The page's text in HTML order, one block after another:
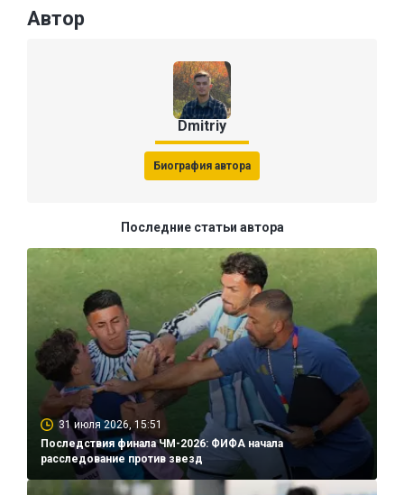
Автор
Dmitriy
Биография автора
Последние статьи автора
31 июля 2026, 15:51
Последствия финала ЧМ-2026: ФИФА начала
расследование против звезд